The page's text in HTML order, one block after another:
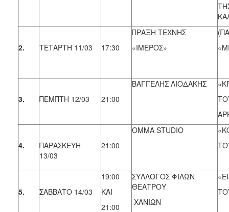
2. ΤΕΤΑΡΤΗ 11/03 17:30
ΠΡΑΞΗ ΤΕΧΝΗΣ
«IΜΕΡΟΣ»
3. ΠΕΜΠΤΗ 12/03 21:00
ΒΑΓΓΕΛΗΣ ΛΙΟΔΑΚΗΣ
4.
ΠΑΡΑΣΚΕΥΗ
13/03
21:00
OMMA STUDIO
5. ΣΑΒΒΑΤΟ 14/03
19:00
ΚΑΙ
21:00
ΣΥΛΛΟΓΟΣ ΦΙΛΩΝ
ΘΕΑΤΡΟΥ
ΧΑΝΙΩΝ